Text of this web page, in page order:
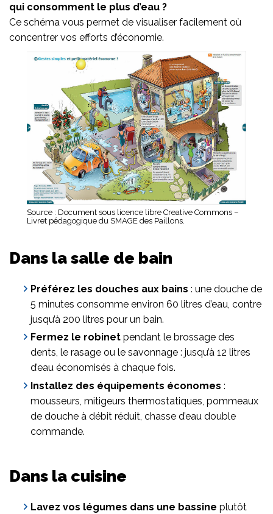
qui consomment le plus d’eau ?
Ce schéma vous permet de visualiser facilement où
concentrer vos efforts d’économie.
Source : Document sous licence libre Creative Commons –
Livret pédagogique du SMAGE des Paillons.
Dans la salle de bain
Préférez les douches aux bains : une douche de
5 minutes consomme environ 60 litres d’eau, contre
jusqu’à 200 litres pour un bain.
Fermez le robinet pendant le brossage des
dents, le rasage ou le savonnage : jusqu’à 12 litres
d’eau économisés à chaque fois.
Installez des équipements économes :
mousseurs, mitigeurs thermostatiques, pommeaux
de douche à débit réduit, chasse d’eau double
commande.
Dans la cuisine
Lavez vos légumes dans une bassine plutôt